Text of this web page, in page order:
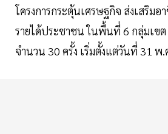
โครงการกระตุ้นเศรษฐกิจ ส่งเสริมอ
รายได้ประชาชน ในพื้นที่ 6 กลุ่มเขต
จำนวน 30 ครั้ง เริ่มตั้งแต่วันที่ 31 พ